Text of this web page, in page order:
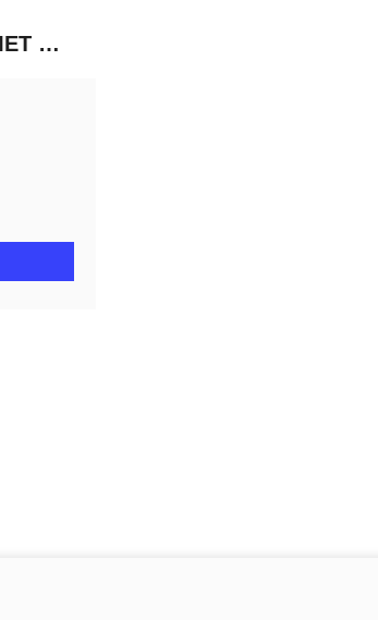
NEEM CONTACT MET ONS OP